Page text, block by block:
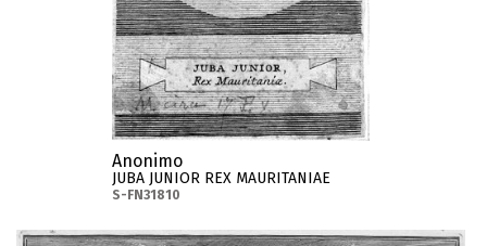
Anonimo
JUBA JUNIOR REX MAURITANIAE
S-FN31810